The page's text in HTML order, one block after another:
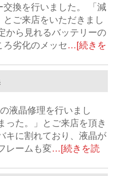
換を行いました。 「減
ご来店をいただきまし
から見れるバッテリーの
劣化のメッセ …[続きを
液晶修理を行いまし
った。」とご来店を頂き
キに割れており、液晶が
レームも変…[続きを読